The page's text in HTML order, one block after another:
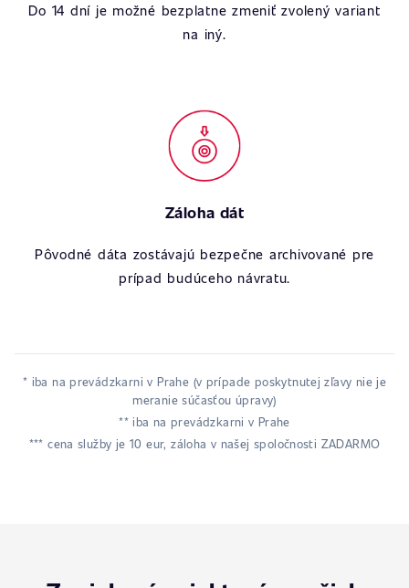
Do 14 dní je možné bezplatne zmeniť zvolený variant
na iný.
Záloha dát
Pôvodné dáta zostávajú bezpečne archivované pre
prípad budúceho návratu.
* iba na prevádzkarni v Prahe (v prípade poskytnutej zľavy nie je
meranie súčasťou úpravy)
** iba na prevádzkarni v Prahe
*** cena služby je 10 eur, záloha v našej spoločnosti ZADARMO